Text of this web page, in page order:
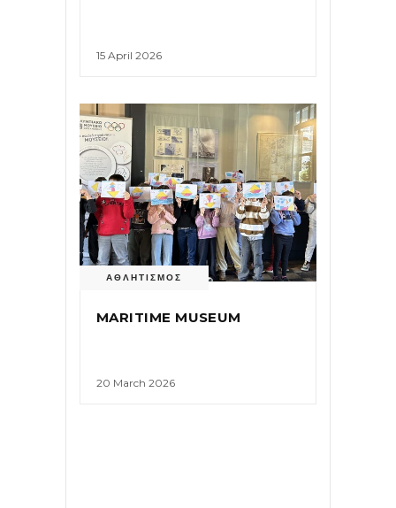
15 April 2026
ΑΘΛΗΤΙΣΜΟΣ
MARITIME MUSEUM
20 March 2026